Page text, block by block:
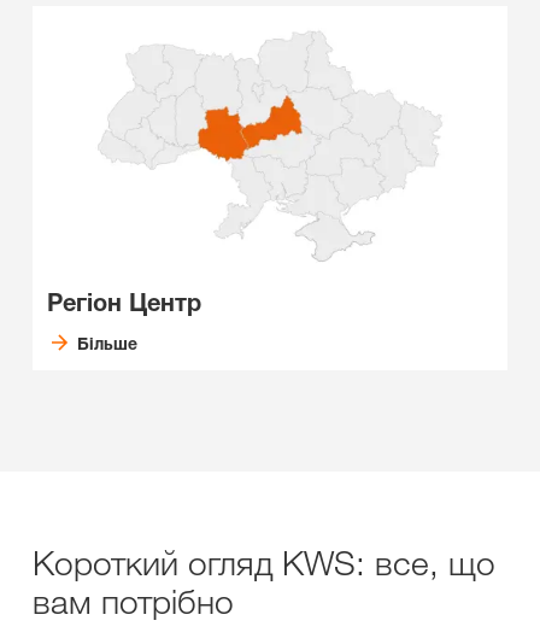
Регіон Центр
Більше
Короткий огляд KWS: все, що
вам потрібно